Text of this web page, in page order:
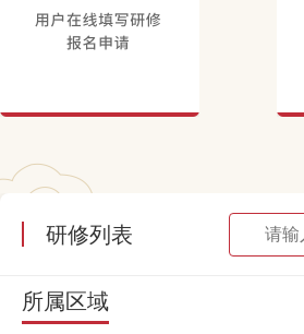
研修列表
所属区域